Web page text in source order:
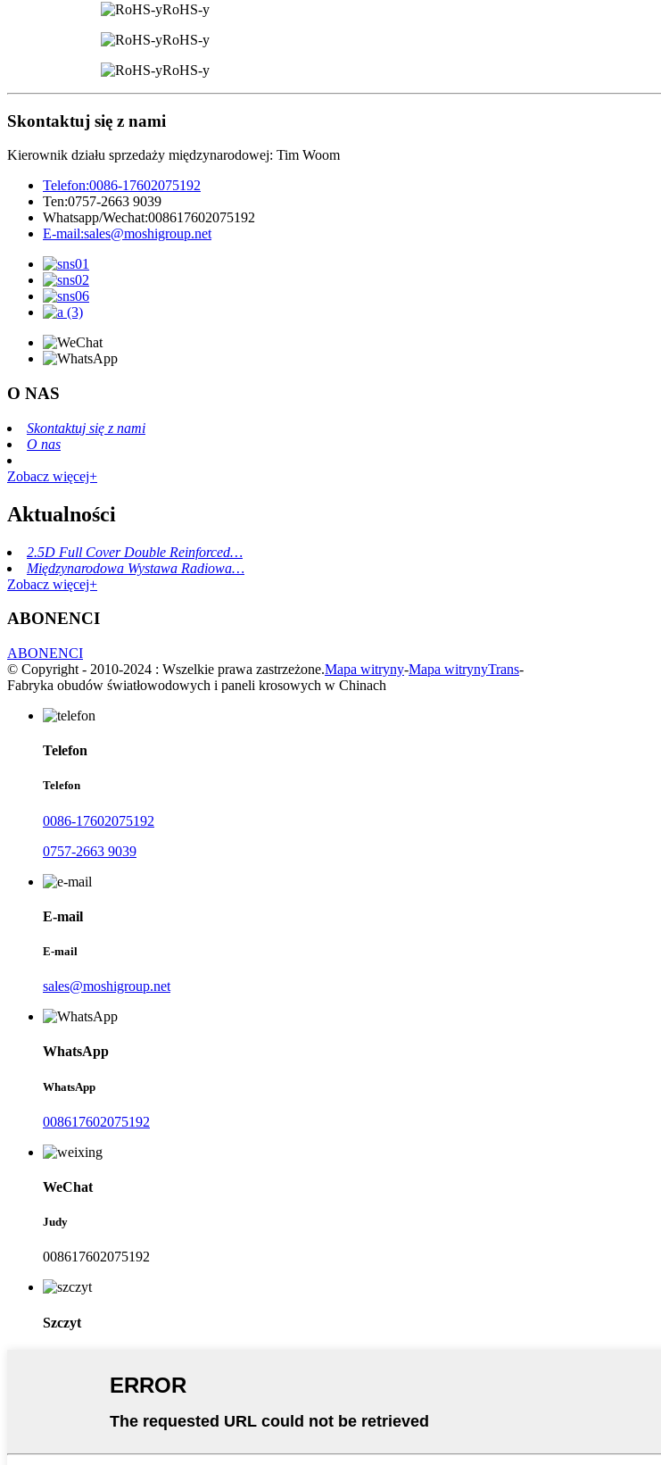
RoHS-y
RoHS-y
RoHS-y
Skontaktuj się z nami
Kierownik działu sprzedaży międzynarodowej: Tim Woom
Telefon:0086-17602075192
Ten:0757-2663 9039
Whatsapp/Wechat:008617602075192
E-mail:sales@moshigroup.net
O NAS
Skontaktuj się z nami
O nas
Zobacz więcej+
Aktualności
2.5D Full Cover Double Reinforced…
Międzynarodowa Wystawa Radiowa…
Zobacz więcej+
ABONENCI
ABONENCI
© Copyright - 2010-2024 : Wszelkie prawa zastrzeżone.Mapa witryny-Mapa witrynyTrans-
Fabryka obudów światłowodowych i paneli krosowych w Chinach
Telefon
Telefon
0086-17602075192
0757-2663 9039
E-mail
E-mail
sales@moshigroup.net
WhatsApp
WhatsApp
008617602075192
WeChat
Judy
008617602075192
Szczyt